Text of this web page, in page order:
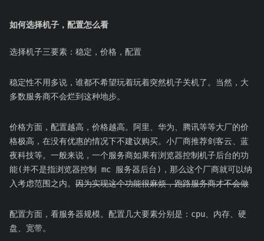
如何选择机子，配置怎么看
选择机子三要素：稳定，价格，配置
稳定性不用多说，谁都不希望玩着玩着突然机子关机了。当然，大
多数服务商不会烂到这种地步。
价格方面，配置越高，价格越高。阿里、华为、腾讯等等大厂的价
格极高，在没有优惠的情况下不建议购买。小厂商推荐剑客云、蓝
夜科技等。一般来说，一个服务商如果有浏览器控制机子后台的功
能(并不是指浏览器控制 mc 服务器后台)，那么这个厂商就可以纳
入考虑范围之内。 因为实现这个功能很麻烦，跑路服务商才不会做
配置方面，看服务器规模。配置几大要素分别是：cpu、内存、硬
盘、宽带。